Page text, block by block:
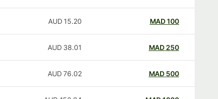
100
MAD
15.20
AUD
250
MAD
38.01
AUD
500
MAD
76.02
AUD